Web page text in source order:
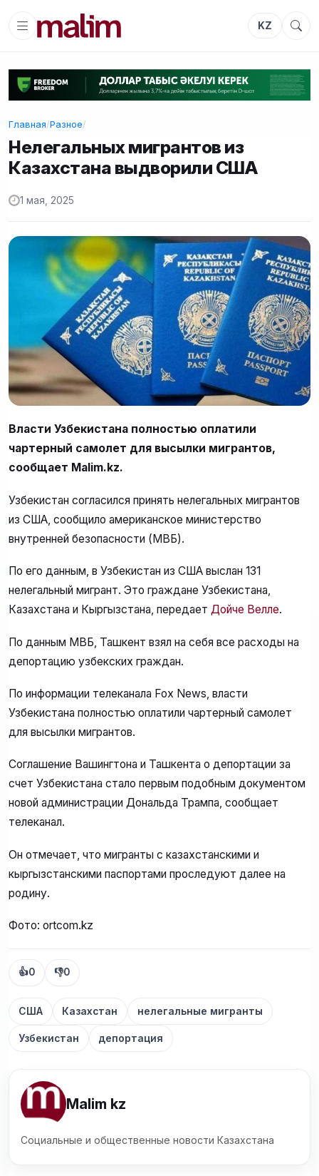
KZ
Главная/Разное/
Нелегальных мигрантов из
Казахстана выдворили США
1 мая, 2025
Власти Узбекистана полностью оплатили
чартерный самолет для высылки мигрантов,
сообщает Malim.kz.
Узбекистан согласился принять нелегальных мигрантов
из США, сообщило американское министерство
внутренней безопасности (МВБ).
По его данным, в Узбекистан из США выслан 131
нелегальный мигрант. Это граждане Узбекистана,
Казахстана и Кыргызстана, передает Дойче Велле.
По данным МВБ, Ташкент взял на себя все расходы на
депортацию узбекских граждан.
По информации телеканала Fox News, власти
Узбекистана полностью оплатили чартерный самолет
для высылки мигрантов.
Соглашение Вашингтона и Ташкента о депортации за
счет Узбекистана стало первым подобным документом
новой администрации Дональда Трампа, сообщает
телеканал.
Он отмечает, что мигранты с казахстанскими и
кыргызстанскими паспортами проследуют далее на
родину.
Фото: ortcom.kz
👍0 👎0
США Казахстан нелегальные мигранты
Узбекистан депортация
Malim kz
Социальные и общественные новости Казахстана